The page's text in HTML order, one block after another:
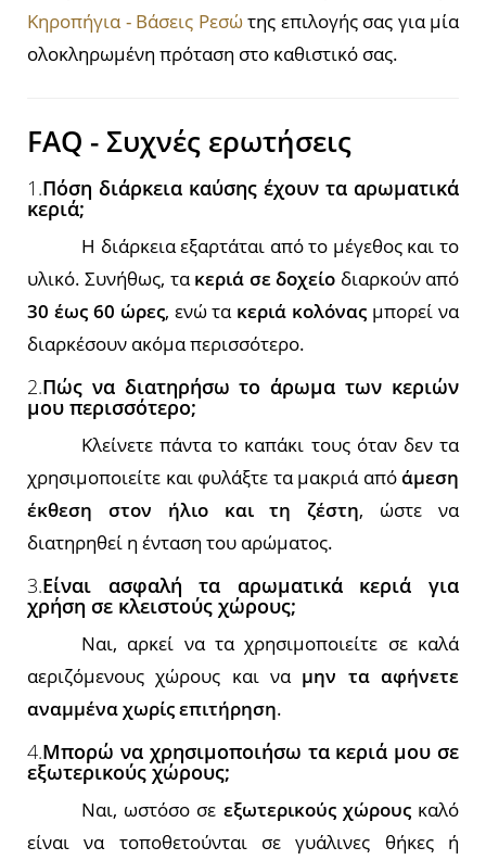
Κηροπήγια - Βάσεις Ρεσώτης επιλογής σας για μία
ολοκληρωμένη πρόταση στο καθιστικό σας.
FAQ - Συχνές ερωτήσεις
1.Πόση διάρκεια καύσης έχουν τα αρωματικά
κεριά;
Η διάρκεια εξαρτάται από το μέγεθος και το
υλικό. Συνήθως, τακεριά σε δοχείο διαρκούν από
30 έως 60 ώρες, ενώ τα κεριά κολόνας μπορεί να
διαρκέσουν ακόμα περισσότερο.
2.Πώς να διατηρήσω το άρωμα των κεριών
μου περισσότερο;
Κλείνετε πάντα το καπάκι τους όταν δεν τα
χρησιμοποιείτε και φυλάξτε τα μακριά απόάμεση
έκθεση στον ήλιο και τη ζέστη, ώστε να
διατηρηθεί η ένταση του αρώματος.
3.Είναι ασφαλή τα αρωματικά κεριά για
χρήση σε κλειστούς χώρους;
Ναι, αρκεί να τα χρησιμοποιείτε σε καλά
αεριζόμενους χώρους και να μην τα αφήνετε
αναμμένα χωρίς επιτήρηση.
4.Μπορώ να χρησιμοποιήσω τα κεριά μου σε
εξωτερικούς χώρους;
Ναι, ωστόσο σε εξωτερικούς χώρουςκαλό
είναι να τοποθετούνται σε γυάλινες θήκες ή